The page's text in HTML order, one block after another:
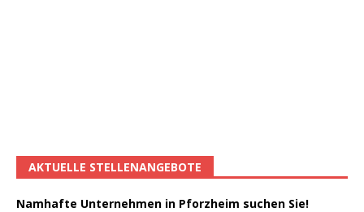
AKTUELLE STELLENANGEBOTE
Namhafte Unternehmen in Pforzheim suchen Sie!